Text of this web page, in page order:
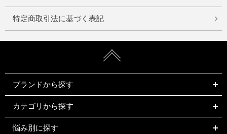
特定商取引法に基づく表記
ブランドから探す
カテゴリから探す
悩み別に探す